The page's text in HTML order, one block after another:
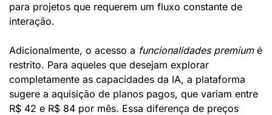
para projetos que requerem um fluxo constante de
interação.
Adicionalmente, o acesso a funcionalidades premium é
restrito. Para aqueles que desejam explorar
completamente as capacidades da IA, a plataforma
sugere a aquisição de planos pagos, que variam entre
R$ 42 e R$ 84 por mês. Essa diferença de preços